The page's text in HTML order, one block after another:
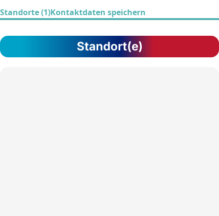
Standorte (1)Kontaktdaten speichern
Standort(e)